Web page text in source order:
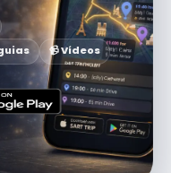
📹 Vídeos